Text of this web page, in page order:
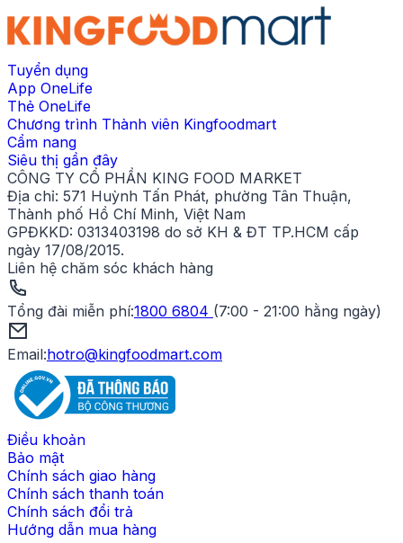
Tuyển dụng
App OneLife
Thẻ OneLife
Chương trình Thành viên Kingfoodmart
Cẩm nang
Siêu thị gần đây
CÔNG TY CỔ PHẦN KING FOOD MARKET
Địa chỉ: 571 Huỳnh Tấn Phát, phường Tân Thuận,
Thành phố Hồ Chí Minh, Việt Nam
GPĐKKD: 0313403198 do sở KH & ĐT TP.HCM cấp
ngày 17/08/2015.
Liên hệ chăm sóc khách hàng
Tổng đài miễn phí:1800 6804 (7:00 - 21:00 hằng ngày)
Email:hotro@kingfoodmart.com
Điều khoản
Bảo mật
Chính sách giao hàng
Chính sách thanh toán
Chính sách đổi trả
Hướng dẫn mua hàng